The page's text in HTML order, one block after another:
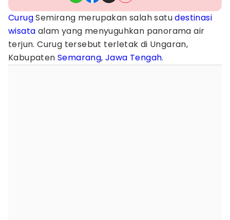
CurugSemirang merupakan salah satudestinasi
wisata alam yang menyuguhkan panorama air
terjun. Curug tersebut terletak di Ungaran,
KabupatenSemarang,Jawa Tengah.